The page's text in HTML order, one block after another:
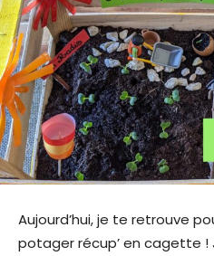
Aujourd’hui, je te retrouve
potager récup’ en cagette